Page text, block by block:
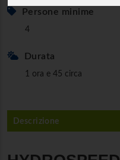
Persone minime
4
Durata
1 ora e 45 circa
Descrizione